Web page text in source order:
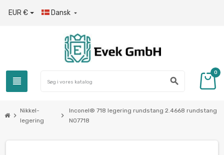
EUR € Dansk 
view_headline search
0
chevron_right
Nikkel-
legering
chevron_right
Inconel® 718 legering rundstang 2.4668 rundstang
N07718